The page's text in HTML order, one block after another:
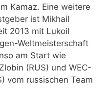
Kamaz. Eine weitere
ist Mikhail
2013 mit Lukoil
Weltmeisterschaft
am Start wie
(RUS) und WEC-
vom russischen Team